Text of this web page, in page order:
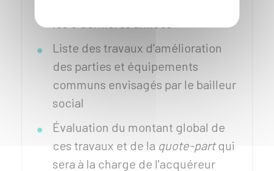
Liste des travaux d'amélioration
des parties et équipements
communs envisagés par le bailleur
social
Évaluation du montant global de
ces travaux et de la quote-partqui
sera à la charge de l'acquéreur